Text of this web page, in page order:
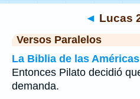
◄ Lucas
Versos Paralelos
La Biblia de las Américas
Entonces Pilato decidió
demanda.